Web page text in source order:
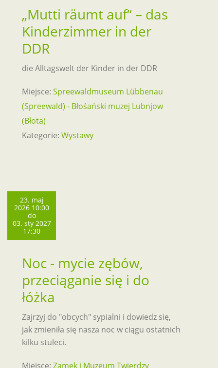
„Mutti räumt auf“ – das
Kinderzimmer in der
DDR
die Alltagswelt der Kinder in der DDR
Miejsce: Spreewaldmuseum Lübbenau
(Spreewald) - Błośański muzej Lubnjow
(Błota)
Kategorie: Wystawy
23. maj
2026 10:00
do
03. sty 2027
17:30
Noc - mycie zębów,
przeciąganie się i do
łóżka
Zajrzyj do "obcych" sypialni i dowiedz się,
jak zmieniła się nasza noc w ciągu ostatnich
kilku stuleci.
Miejsce: Zamek i Muzeum Twierdzy